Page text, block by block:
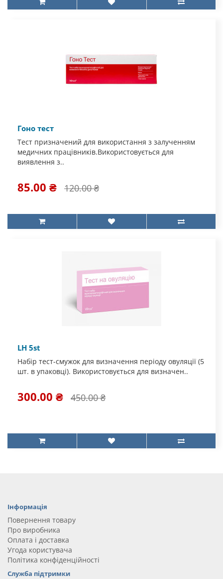
Гоно тест
Тест призначений для використання з залученням
медичних працівників.Використовується для
виявлення з..
85.00 ₴ 120.00 ₴
LH 5st
Набір тест-смужок для визначення періоду овуляції (5
шт. в упаковці). Використовується для визначен..
300.00 ₴ 450.00 ₴
Інформація
Повернення товару
Про виробника
Оплата і доставка
Угода користувача
Політика конфіденційності
Служба підтримки